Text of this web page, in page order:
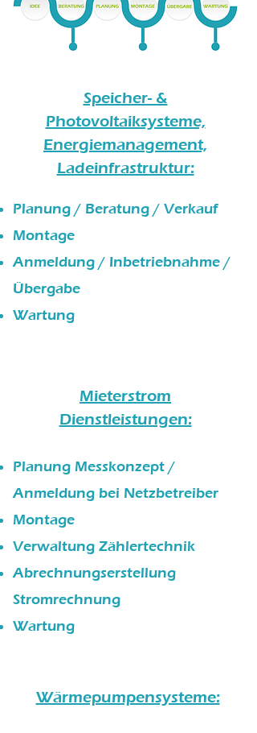
Speicher- &
Photovoltaiksysteme,
Energiemanagement,
Ladeinfrastruktur:
Planung / Beratung / Verkauf
Montage
Anmeldung / Inbetriebnahme /
Übergabe
Wartung
Mieterstrom
Dienstleistungen:
Planung Messkonzept /
Anmeldung bei Netzbetreiber
Montage
Verwaltung Zählertechnik
Abrechnungserstellung
Stromrechnung
Wartung
Wärmepumpensysteme: